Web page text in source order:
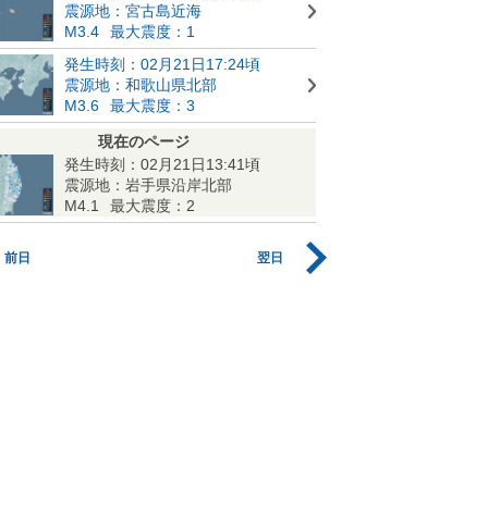
震源地：宮古島近海
M3.4
最大震度：1
発生時刻：02月21日17:24頃
震源地：和歌山県北部
M3.6
最大震度：3
現在のページ
発生時刻：02月21日13:41頃
震源地：岩手県沿岸北部
M4.1
最大震度：2
前日 翌日